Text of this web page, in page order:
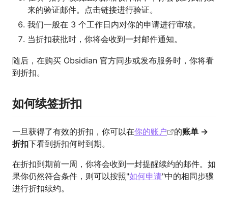
来的验证邮件。点击链接进行验证。
我们一般在 3 个工作日内对你的申请进行审核。
当折扣获批时，你将会收到一封邮件通知。
随后，在购买 Obsidian 官方同步或发布服务时，你将看
到折扣。
如何续签折扣
一旦获得了有效的折扣，你可以在你的账户 的账单 →
折扣下看到折扣何时到期。
在折扣到期前一周，你将会收到一封提醒续约的邮件。如
果你仍然符合条件，则可以按照"如何申请"中的相同步骤
进行折扣续约。